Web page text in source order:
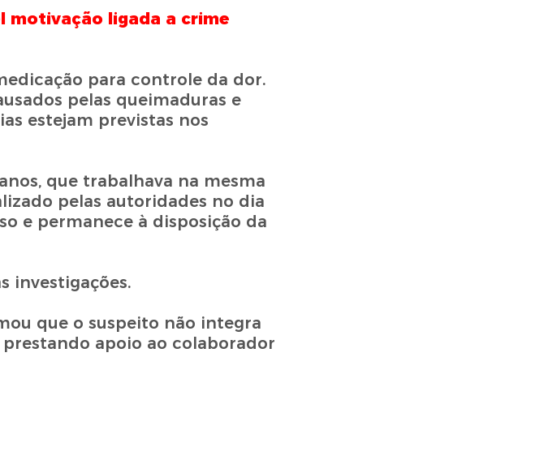
motivação ligada a crime
para controle da dor.
pelas queimaduras e
estejam previstas nos
que trabalhava na mesma
pelas autoridades no dia
e permanece à disposição da
investigações.
que o suspeito não integra
apoio ao colaborador